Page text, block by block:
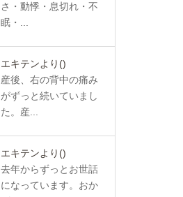
さ・動悸・息切れ・不
眠・...
エキテンより ()
産後、右の背中の痛み
がずっと続いていまし
た。産...
エキテンより ()
去年からずっとお世話
になっています。おか